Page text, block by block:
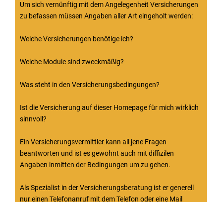
Um sich vernünftig mit dem Angelegenheit Versicherungen
zu befassen müssen Angaben aller Art eingeholt werden:
Welche Versicherungen benötige ich?
Welche Module sind zweckmäßig?
Was steht in den Versicherungsbedingungen?
Ist die Versicherung auf dieser Homepage für mich wirklich
sinnvoll?
Ein Versicherungsvermittler kann all jene Fragen
beantworten und ist es gewohnt auch mit diffizilen
Angaben inmitten der Bedingungen um zu gehen.
Als Spezialist in der Versicherungsberatung ist er generell
nur einen Telefonanruf mit dem Telefon oder eine Mail